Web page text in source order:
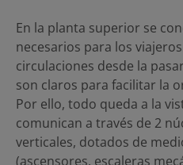
En la planta superior se
necesarios para los
circulaciones desde la
son claros para facilitar la
Por ello, todo queda a la
comunican a través de 2
verticales, dotados de
(ascensores, escaleras